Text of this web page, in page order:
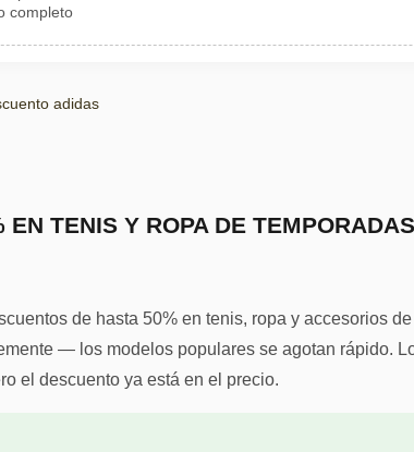
completo
adidas
TENIS Y ROPA DE TEMPORADAS
de hasta 50% en tenis, ropa y accesorios de
— los modelos populares se agotan rápido.
el descuento ya está en el precio.